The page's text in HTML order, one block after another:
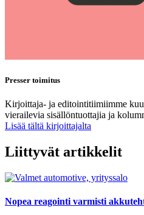
Presser toimitus
Kirjoittaja- ja editointitiimiimme
vierailevia sisällöntuottajia ja
Lisää tältä kirjoittajalta
Liittyvät artikkelit
Nopea reagointi varmisti